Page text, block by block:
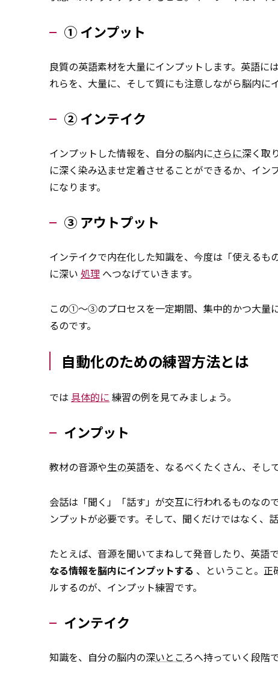
① インプット
良質の英語素材を大量にインプットします。英語に
れらを、大量に、そして質にも注意しながら脳内に
② インテイク
インプットした情報を、自分の脳内にさらに深く取
に深く染み込ませ定着させることができるか、イ
になります。
③ アウトプット
インテイクで内在化した知識を、今度は「使える
に深い 処理 へつなげていきます。
この①～③のプロセスを一定期間、集中的かつ大量
るのです。
自動化のための練習方法とは
では 具体的に 練習の例を見てみましょう。
インプット
教材の音源や生の英語を、なるべくたくさん、そし
会話は「聞く」「話す」が交互に行われるものなの
ンプットが必要です。そして、聞くだけではなく、
たとえば、音源を聞いてまねして発音したり、英語
なる情報を脳内にインプットする 、ということ。正
ルするのが、インプット練習です。
インテイク
知識を、自分の脳内の深いところへ持っていく段階で